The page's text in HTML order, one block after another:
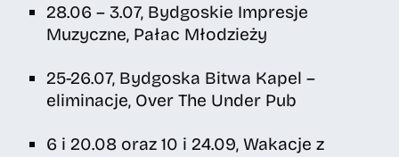
28.06 – 3.07, Bydgoskie Impresje
Muzyczne, Pałac Młodzieży
25-26.07, Bydgoska Bitwa Kapel –
eliminacje, Over The Under Pub
6 i 20.08 oraz 10 i 24.09, Wakacje z